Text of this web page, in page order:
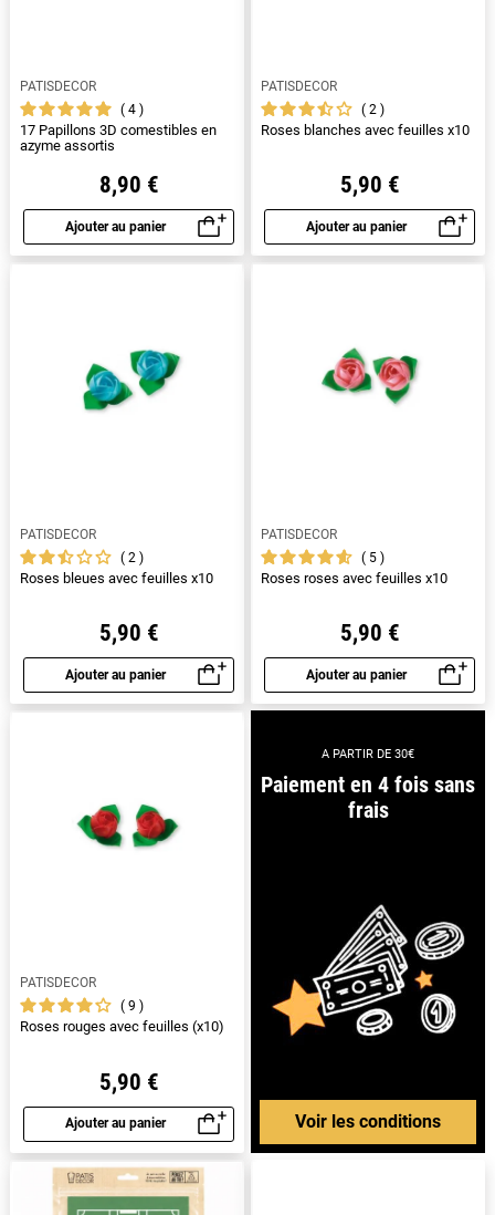
PATISDECOR
4
17 Papillons 3D comestibles en
azyme assortis
8,90 €
Ajouter au panier
Aperçu rapide
PATISDECOR
2
Roses blanches avec feuilles x10
5,90 €
Ajouter au panier
Aperçu rapide
PATISDECOR
2
Roses bleues avec feuilles x10
5,90 €
Ajouter au panier
Aperçu rapide
PATISDECOR
5
Roses roses avec feuilles x10
5,90 €
Ajouter au panier
Aperçu rapide
PATISDECOR
9
Roses rouges avec feuilles (x10)
5,90 €
Ajouter au panier
Aperçu rapide
A PARTIR DE 30€
Paiement en 4 fois sans
frais
Voir les conditions